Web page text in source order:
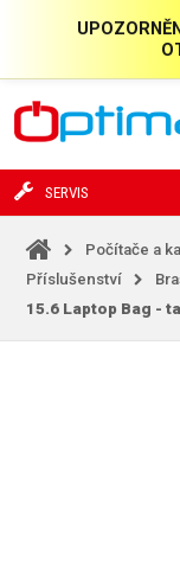
SERVIS
Počítače a
Příslušenství
15.6 Laptop Bag -